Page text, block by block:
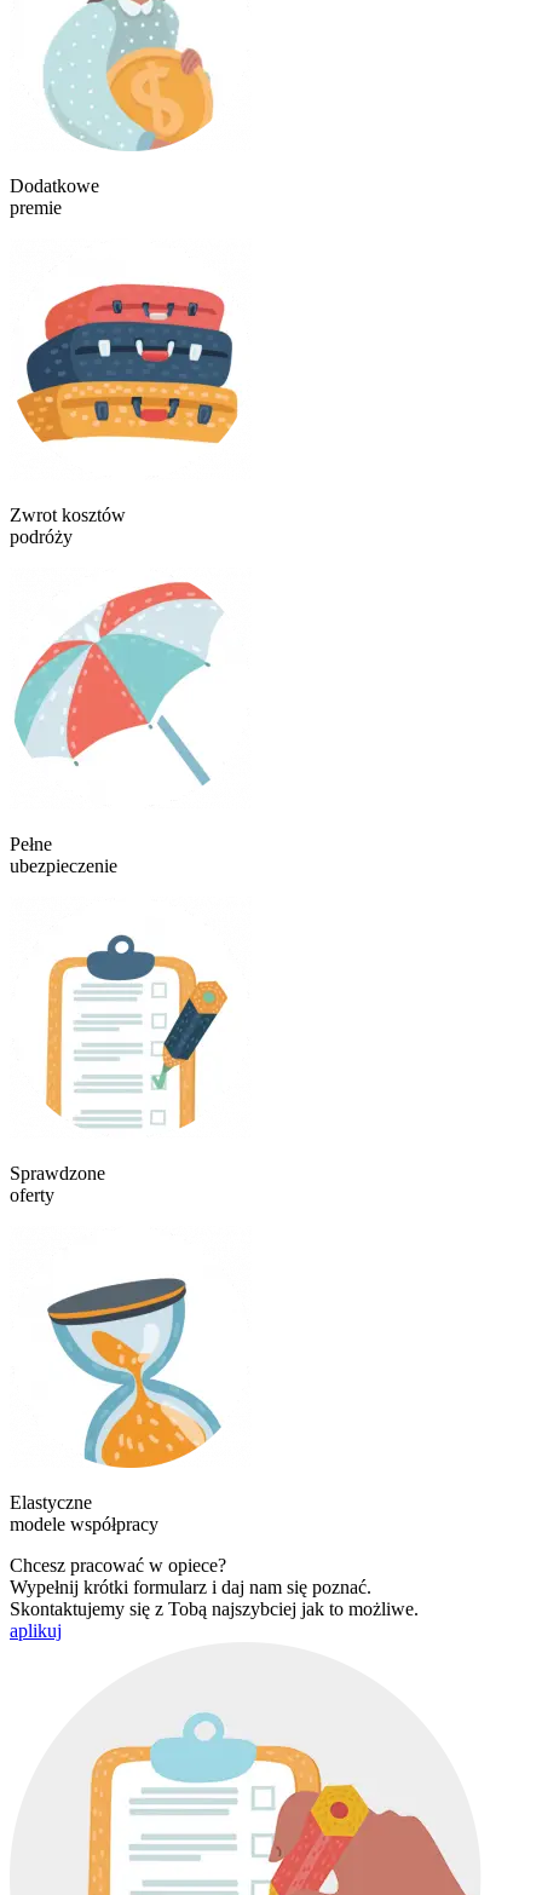
Dodatkowe
premie
Zwrot kosztów
podróży
Pełne
ubezpieczenie
Sprawdzone
oferty
Elastyczne
modele współpracy
Chcesz pracować w opiece?
Wypełnij krótki formularz i daj nam się poznać.
Skontaktujemy się z Tobą najszybciej jak to możliwe.
aplikuj